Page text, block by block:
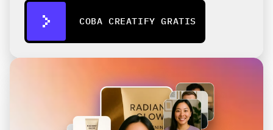
COBA CREATIFY GRATIS